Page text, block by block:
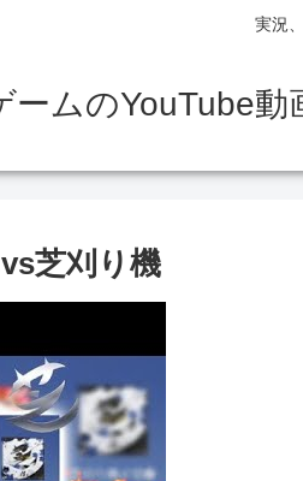
実況
ームのYouTube動
芝刈り機